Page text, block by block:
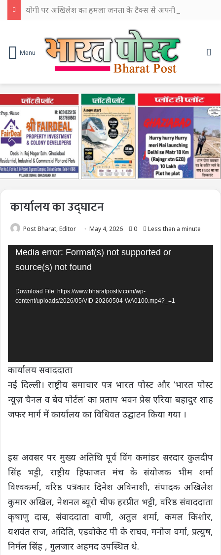
Menu
कार्यालय का उद्घाटन
Post Bharat, Editor May 4, 2026 0 Less than a minute
Video
Player
Media error: Format(s) not supported or
source(s) not found
Download File: https://www.bharatposttv.com/wp-
content/uploads/2026/05/VID-20260504-WA0100.mp4?_=1
कार्यालय सवाददाता
नई दिल्ली। राष्ट्रीय समाचार पत्र भारत पोस्ट और ‘भारत पोस्ट
न्यूज़ चैनल व बेव पोर्टल’ का प्रताप भवन प्रेस एरिया बहादुर शाह
जफर मार्ग में कार्यालय का विधिवत उद्घाटन किया गया ।
इस अवसर पर मुख्य अतिथि पूर्व विंग कमांडर सरदार कुलदीप
सिंह भट्टी, राष्ट्रीय हिफाजत मंच के संयोजक भीम शर्मा
विश्वकर्मा, वरिष्ठ पत्रकार दिनेश अविनाशी, संपादक अखिलेश
कुमार अखिल, नेशनल ब्यूरो चीफ हरप्रीत भट्टी, वरिष्ठ संवाददाता
कृषाणु दास, संवाददाता वाणी, अतुल शर्मा, कमल किशोर,
यशवंत राज, अदिति, एडवोकेट पी के राघव, मनोज वर्मा, प्रत्युष,
निर्मल सिंह , गुलजार अहमद उपस्थित थे.